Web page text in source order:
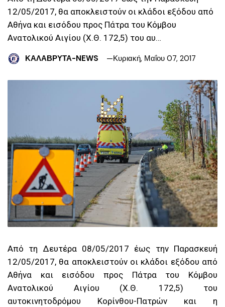
12/05/2017, θα αποκλειστούν οι κλάδοι εξόδου από
Αθήνα και εισόδου προς Πάτρα του Κόμβου
Ανατολικού Αιγίου (Χ.Θ. 172,5) του αυ…
ΚΑΛΑΒΡΥΤΑ-NEWS Κυριακή, Μαΐου 07, 2017
Από τη Δευτέρα 08/05/2017 έως την Παρασκευή
12/05/2017, θα αποκλειστούν οι κλάδοι εξόδου από
Αθήνα και εισόδου προς Πάτρα του Κόμβου
Ανατολικού Αιγίου (Χ.Θ. 172,5) του
αυτοκινητοδρόμου Κορίνθου-Πατρών και η